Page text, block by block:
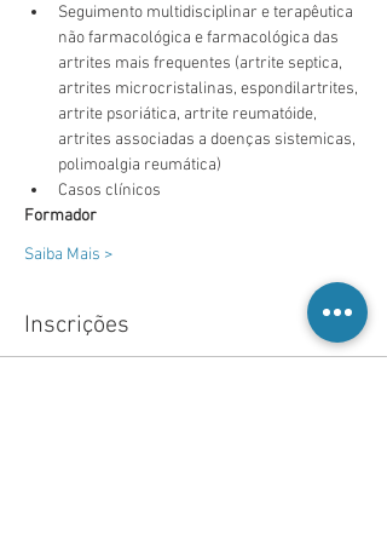
Seguimento multidisciplinar e terapêutica
não farmacológica e farmacológica das
artrites mais frequentes (artrite septica,
artrites microcristalinas, espondilartrites,
artrite psoriática, artrite reumatóide,
artrites associadas a doenças sistemicas,
polimoalgia reumática)
Casos clínicos
Formador
Saiba Mais >
Inscrições